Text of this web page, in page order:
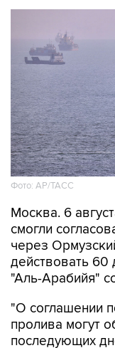
Фото: AP/ТАСС
Москва. 6
смогли
через
действовать 60
"Аль-Арабийя"
"О соглашении
пролива могут
последующих